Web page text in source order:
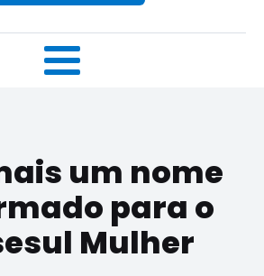
um nome
para o
Mulher